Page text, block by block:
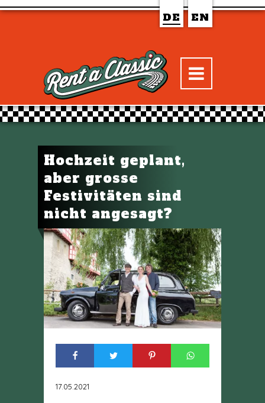
DE EN
Hochzeit geplant,
aber grosse
Festivitäten sind
nicht angesagt?
17.05.2021